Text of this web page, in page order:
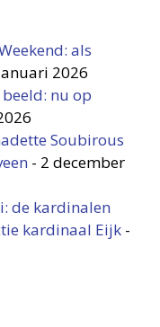
als
2026
nu op
Soubirous
- 2 december
de kardinalen
kardinaal Eijk -